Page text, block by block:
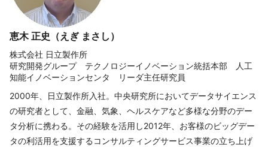
恵木 正史（えぎ まさし）
株式会社 日立製作所
研究開発グループ テクノロジーイノベーション統括本部 人工
知能イノベーションセンタ リーダ主任研究員
2000年、日立製作所入社。中央研究所においてデータサイエンス
の研究者として、金融、気象、ヘルスケアなど多様な分野のデー
タ分析に携わる。その経験を活用し2012年、お客様のビッグデー
タの利活用を支援するコンサルティングサービス事業の立ち上げ